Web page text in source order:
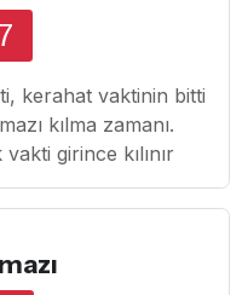
kerahat vaktinin bitti
kılma zamanı.
girince kılınır